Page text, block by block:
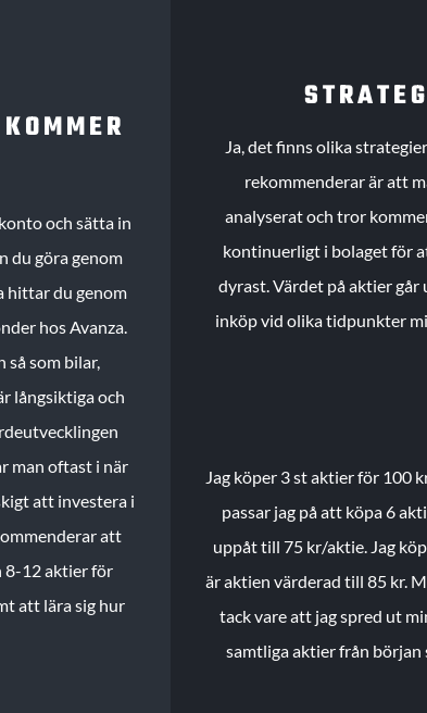
och sätta in
du göra genom
hittar du genom
hos Avanza.
som bilar,
långsiktiga och
man oftast i när
att investera i
att
8-12 aktier för
att lära sig hur
Ja, det finns olika
rekommenderar är att
analyserat och tror
kontinuerligt i bolaget för
dyrast. Värdet på aktier går
inköp vid olika tidpunkter
Jag köper 3 st aktier för 100
passar jag på att köpa 6
uppåt till 75 kr/aktie. Jag
är aktien värderad till 85 kr.
tack vare att jag spred ut
samtliga aktier från